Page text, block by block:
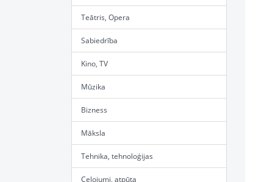
Teātris, Opera
Sabiedrība
Kino, TV
Mūzika
Bizness
Māksla
Tehnika, tehnoloģijas
Ceļojumi, atpūta